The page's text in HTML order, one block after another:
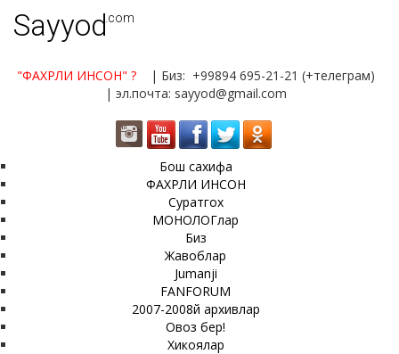
Sayyod.com
"ФАХРЛИ ИНСОН" ?
| Биз: +99894 695-21-21 (+телеграм)
| эл.почта: sayyod@gmail.com
Бош сахифа
ФАХРЛИ ИНСОН
Суратгох
МОНОЛОГлар
Биз
Жавоблар
Jumanji
FANFORUM
2007-2008й архивлар
Овоз бер!
Хикоялар